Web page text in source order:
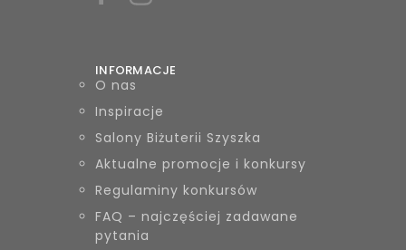
INFORMACJE
O nas
Inspiracje
Salony Biżuterii Szyszka
Aktualne promocje i konkursy
Regulaminy konkursów
FAQ – najczęściej zadawane
pytania